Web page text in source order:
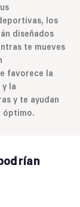
los
diseñados
te mueves
favorece la
la
y te ayudan
óptimo.